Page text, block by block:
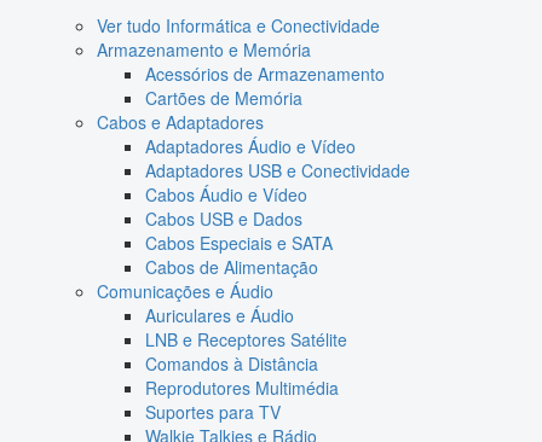
Ver tudo Informática e Conectividade
Armazenamento e Memória
Acessórios de Armazenamento
Cartões de Memória
Cabos e Adaptadores
Adaptadores Áudio e Vídeo
Adaptadores USB e Conectividade
Cabos Áudio e Vídeo
Cabos USB e Dados
Cabos Especiais e SATA
Cabos de Alimentação
Comunicações e Áudio
Auriculares e Áudio
LNB e Receptores Satélite
Comandos à Distância
Reprodutores Multimédia
Suportes para TV
Walkie Talkies e Rádio